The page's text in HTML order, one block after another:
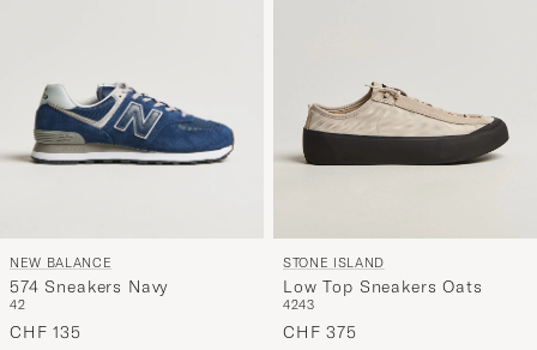
NEW BALANCE
574 Sneakers Navy
42
CHF 135
STONE ISLAND
Low Top Sneakers Oats
4243
CHF 375